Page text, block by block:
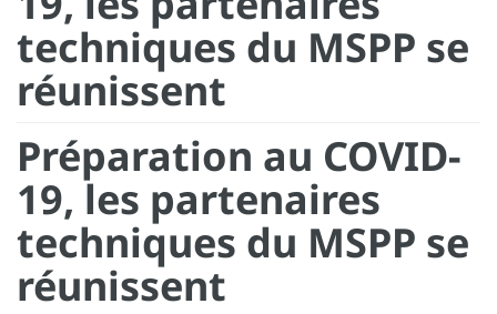
techniques du MSPP se
réunissent
Préparation au COVID-
19, les partenaires
techniques du MSPP se
réunissent